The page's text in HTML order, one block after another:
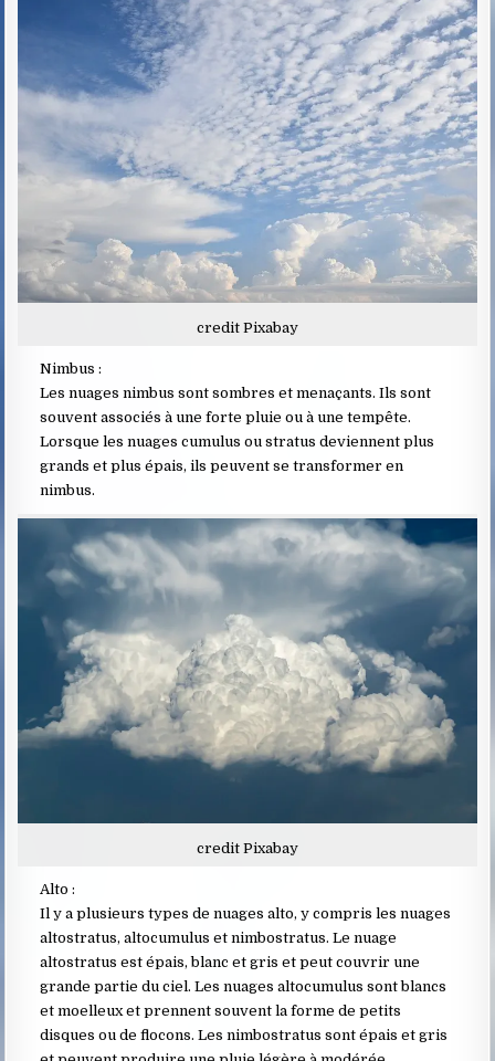
credit Pixabay
Nimbus :
Les nuages nimbus sont sombres et menaçants. Ils sont
souvent associés à une forte pluie ou à une tempête.
Lorsque les nuages cumulus ou stratus deviennent plus
grands et plus épais, ils peuvent se transformer en
nimbus.
credit Pixabay
Alto :
Il y a plusieurs types de nuages alto, y compris les nuages
altostratus, altocumulus et nimbostratus. Le nuage
altostratus est épais, blanc et gris et peut couvrir une
grande partie du ciel. Les nuages altocumulus sont blancs
et moelleux et prennent souvent la forme de petits
disques ou de flocons. Les nimbostratus sont épais et gris